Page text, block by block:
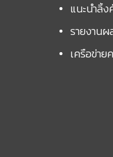
แนะนำลิ้ง
รายงาน
เครือข่า